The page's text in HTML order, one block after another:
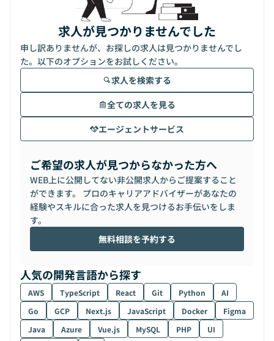
求人が見つかりませんでした
申し訳ありませんが、お探しの求人は見つかりませんでし
た。以下のオプションをお試しください。
求人を検索する
全ての求人を見る
エージェントサービス
ご希望の求人が見つからなかった方へ
WEB上に公開してない非公開求人からご提案すること
ができます。 プロのキャリアアドバイザーがあなたの
経験やスキルに合った求人を見つけるお手伝いをしま
す。
無料相談を予約する
人気の開発言語から探す
AWS TypeScript React Git Python
AI
Go
GCP Next.js JavaScript Docker
Figma
Java
Azure Vue.js MySQL PHP
UI